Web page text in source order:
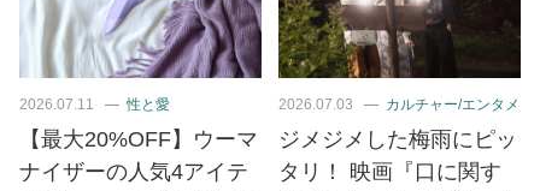
2026.07.11 性と愛
【最大20%OFF】ウーマ
ナイザーの人気4アイテ
2026.07.03 カルチャー/エンタメ
ジメジメした梅雨にピッ
タリ！ 映画『口に関す